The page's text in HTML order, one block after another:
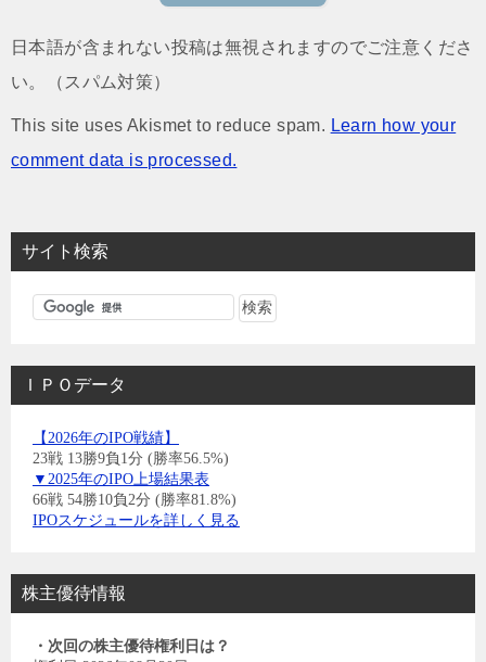
日本語が含まれない投稿は無視されますのでご注意くださ
い。（スパム対策）
This site uses Akismet to reduce spam. Learn how your
comment data is processed.
サイト検索
ＩＰＯデータ
【2026年のIPO戦績】
23戦 13勝9負1分 (勝率56.5%)
▼2025年のIPO上場結果表
66戦 54勝10負2分 (勝率81.8%)
IPOスケジュールを詳しく見る
株主優待情報
・次回の株主優待権利日は？